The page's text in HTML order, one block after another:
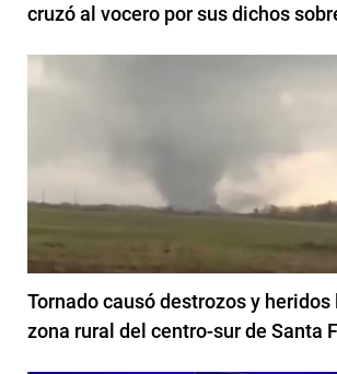
cruzó al vocero por sus dichos
Tornado causó destrozos y heridos
zona rural del centro-sur de Santa